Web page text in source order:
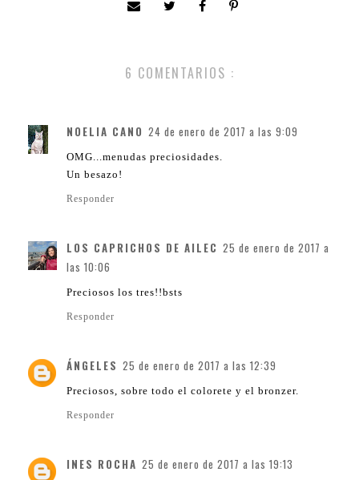
6 COMENTARIOS :
NOELIA CANO 24 de enero de 2017 a las 9:09
OMG...menudas preciosidades.
Un besazo!
Responder
LOS CAPRICHOS DE AILEC 25 de enero de 2017 a
las 10:06
Preciosos los tres!!bsts
Responder
ÁNGELES 25 de enero de 2017 a las 12:39
Preciosos, sobre todo el colorete y el bronzer.
Responder
INES ROCHA 25 de enero de 2017 a las 19:13